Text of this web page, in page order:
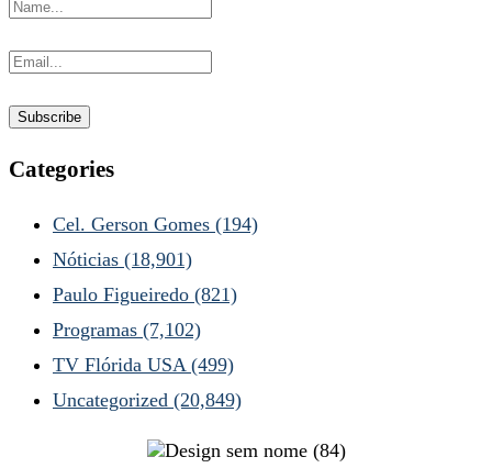
Categories
Cel. Gerson Gomes (194)
Nóticias (18,901)
Paulo Figueiredo (821)
Programas (7,102)
TV Flórida USA (499)
Uncategorized (20,849)